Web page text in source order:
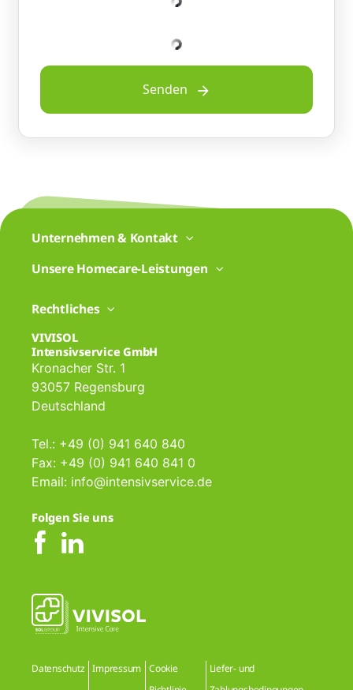
Senden
Unternehmen & Kontakt
Unsere Homecare-Leistungen
Rechtliches
VIVISOL
Intensivservice GmbH
Kronacher Str. 1
93057 Regensburg
Deutschland
Tel.: +49 (0) 941 640 840
Fax: +49 (0) 941 640 841 0
Email: info@intensivservice.de
Folgen Sie uns
Datenschutz Impressum
Cookie
Liefer- und